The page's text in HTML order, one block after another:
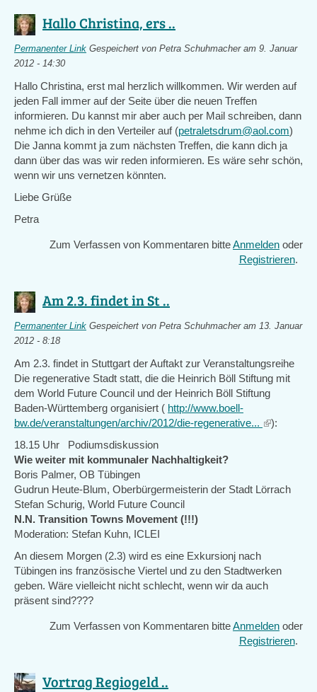
Hallo Christina, ers ..
Permanenter Link Gespeichert von Petra Schuhmacheram 9. Januar
2012 - 14:30
Hallo Christina, erst mal herzlich willkommen. Wir werden auf
jeden Fall immer auf der Seite über die neuen Treffen
informieren. Du kannst mir aber auch per Mail schreiben, dann
nehme ich dich in den Verteiler auf (petraletsdrum@aol.com)
Die Janna kommt ja zum nächsten Treffen, die kann dich ja
dann über das was wir reden informieren. Es wäre sehr schön,
wenn wir uns vernetzen könnten.
Liebe Grüße
Petra
Zum Verfassen von Kommentaren bitteAnmelden oder
Registrieren.
Am 2.3. findet in St ..
Permanenter Link Gespeichert von Petra Schuhmacheram 13. Januar
2012 - 8:18
Am 2.3. findet in Stuttgart der Auftakt zur Veranstaltungsreihe
Die regenerative Stadt statt, die die Heinrich Böll Stiftung mit
dem World Future Council und der Heinrich Böll Stiftung
Baden-Württemberg organisiert ( http://www.boell-
bw.de/veranstaltungen/archiv/2012/die-regenerative... (link
):
18.15 Uhr Podiumsdiskussion
Wie weiter mit kommunaler Nachhaltigkeit?
Boris Palmer, OB Tübingen
Gudrun Heute-Blum, Oberbürgermeisterin der Stadt Lörrach
Stefan Schurig, World Future Council
N.N. Transition Towns Movement (!!!)
Moderation: Stefan Kuhn, ICLEI
An diesem Morgen (2.3) wird es eine Exkursionj nach
Tübingen ins französische Viertel und zu den Stadtwerken
geben. Wäre vielleicht nicht schlecht, wenn wir da auch
präsent sind????
Zum Verfassen von Kommentaren bitteAnmelden oder
Registrieren.
Vortrag Regiogeld ..